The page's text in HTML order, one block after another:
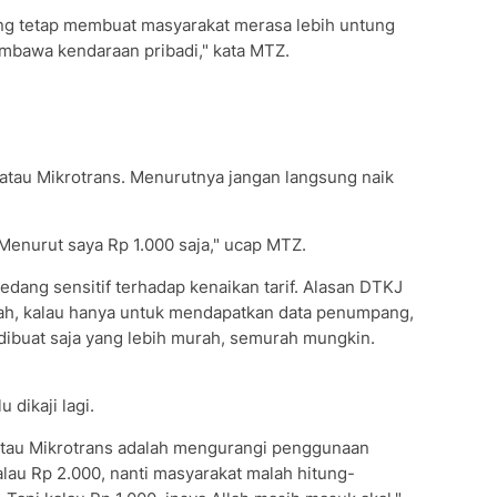
tetap membuat masyarakat merasa lebih untung
kendaraan pribadi," kata MTZ.
Mikrotrans. Menurutnya jangan langsung naik
saya Rp 1.000 saja," ucap MTZ.
sensitif terhadap kenaikan tarif. Alasan DTKJ
kalau hanya untuk mendapatkan data penumpang,
saja yang lebih murah, semurah mungkin.
dikaji lagi.
Mikrotrans adalah mengurangi penggunaan
Rp 2.000, nanti masyarakat malah hitung-